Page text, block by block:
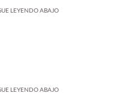
LEYENDO ABAJO
LEYENDO ABAJO